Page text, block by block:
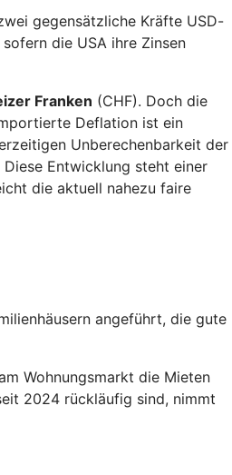
gegensätzliche Kräfte USD-
die USA ihre Zinsen
Franken (CHF). Doch die
Deflation ist ein
Unberechenbarkeit der
Entwicklung steht einer
die aktuell nahezu faire
angeführt, die gute
Wohnungsmarkt die Mieten
2024 rückläufig sind, nimmt